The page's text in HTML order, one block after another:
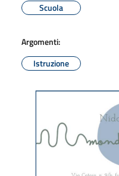
Scuola
Argomenti:
Istruzione